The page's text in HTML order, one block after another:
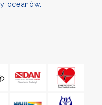
oceanów.